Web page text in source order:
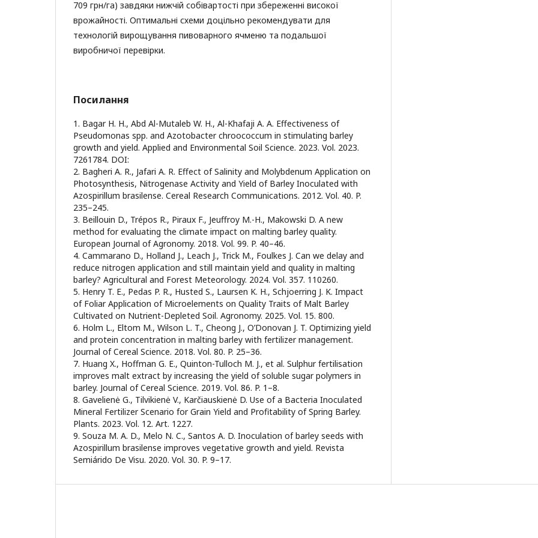
709 грн/га) завдяки нижчій собівартості при збереженні високої
врожайності. Оптимальні схеми доцільно рекомендувати для
технологій вирощування пивоварного ячменю та подальшої
виробничої перевірки.
Посилання
1. Bagar H. H., Abd Al-Mutaleb W. H., Al-Khafaji A. A. Effectiveness of
Pseudomonas spp. and Azotobacter chroococcum in stimulating barley
growth and yield. Applied and Environmental Soil Science. 2023. Vol. 2023.
7261784. DOI:
2. Bagheri A. R., Jafari A. R. Effect of Salinity and Molybdenum Application on
Photosynthesis, Nitrogenase Activity and Yield of Barley Inoculated with
Azospirillum brasilense. Cereal Research Communications. 2012. Vol. 40. P.
235–245.
3. Beillouin D., Trépos R., Piraux F., Jeuffroy M.-H., Makowski D. A new
method for evaluating the climate impact on malting barley quality.
European Journal of Agronomy. 2018. Vol. 99. P. 40–46.
4. Cammarano D., Holland J., Leach J., Trick M., Foulkes J. Can we delay and
reduce nitrogen application and still maintain yield and quality in malting
barley? Agricultural and Forest Meteorology. 2024. Vol. 357. 110260.
5. Henry T. E., Pedas P. R., Husted S., Laursen K. H., Schjoerring J. K. Impact
of Foliar Application of Microelements on Quality Traits of Malt Barley
Cultivated on Nutrient-Depleted Soil. Agronomy. 2025. Vol. 15. 800.
6. Holm L., Eltom M., Wilson L. T., Cheong J., O’Donovan J. T. Optimizing yield
and protein concentration in malting barley with fertilizer management.
Journal of Cereal Science. 2018. Vol. 80. P. 25–36.
7. Huang X., Hoffman G. E., Quinton-Tulloch M. J., et al. Sulphur fertilisation
improves malt extract by increasing the yield of soluble sugar polymers in
barley. Journal of Cereal Science. 2019. Vol. 86. P. 1–8.
8. Gavelienė G., Tilvikienė V., Karčiauskienė D. Use of a Bacteria Inoculated
Mineral Fertilizer Scenario for Grain Yield and Profitability of Spring Barley.
Plants. 2023. Vol. 12. Art. 1227.
9. Souza M. A. D., Melo N. C., Santos A. D. Inoculation of barley seeds with
Azospirillum brasilense improves vegetative growth and yield. Revista
Semiárido De Visu. 2020. Vol. 30. P. 9–17.